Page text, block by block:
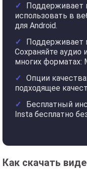
Поддерживает
использовать в
для Android.
Поддерживает
Сохраняйте аудио
многих форматах:
Опции
подходящее
Бесплатный
Insta бесплатно
Как скачать